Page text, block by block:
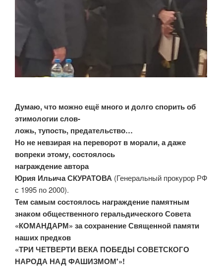
Думаю, что можно ещё много и долго спорить об
этимологии слов-
ложь, тупость, предательство…
Но не невзирая на переворот в морали, а даже
вопреки этому, состоялось
награждение автора
Юрия Ильича СКУРАТОВА (Генеральный прокурор РФ
с 1995 по 2000).
Тем самым состоялось награждение памятным
знаком общественного геральдического Совета
«КОМАНДАРМ» за сохранение Священной памяти
наших предков
«ТРИ ЧЕТВЕРТИ ВЕКА ПОБЕДЫ СОВЕТСКОГО
НАРОДА НАД ФАШИЗМОМ'»!